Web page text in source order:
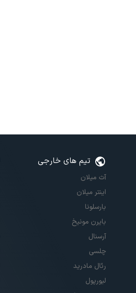
تیم های خارجی
آث میلان
اینتر میلان
بارسلونا
بایرن مونیخ
آرسنال
چلسی
رئال مادرید
لیورپول